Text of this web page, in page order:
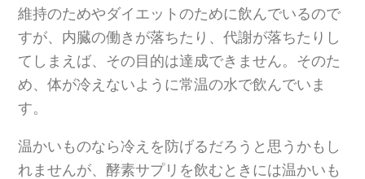
維持のためやダイエットのために飲んでいるので
すが、内臓の働きが落ちたり、代謝が落ちたりし
てしまえば、その目的は達成できません。そのた
め、体が冷えないように常温の水で飲んでいま
す。
温かいものなら冷えを防げるだろうと思うかもし
れませんが、酵素サプリを飲むときには温かいも